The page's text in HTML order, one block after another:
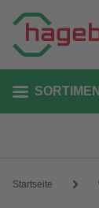
Startseite